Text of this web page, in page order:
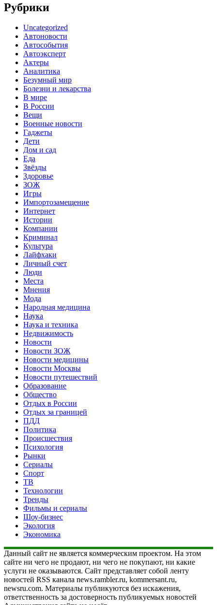
Рубрики
Uncategorized
Автоновости
Автособытия
Автоэксперт
Актеры
Аналитика
Безумный мир
Болезни и лекарства
В мире
В России
Вещи
Военные новости
Гаджеты
Дети
Дом и сад
Еда
Звёзды
Здоровье
ЗОЖ
Игры
Импортозамещение
Интернет
Истории
Компании
Криминал
Культура
Лайфхаки
Личный счет
Люди
Места
Мнения
Мода
Народная медицина
Наука
Наука и техника
Недвижимость
Новости
Новости ЗОЖ
Новости медицины
Новости Москвы
Новости путешествий
Образование
Общество
Отдых в России
Отдых за границей
ПДД
Политика
Происшествия
Психология
Рынки
Сериалы
Спорт
ТВ
Технологии
Тренды
Фильмы и сериалы
Шоу-бизнес
Экология
Экономика
Данный сайт не является коммерческим проектом. На этом
сайте ни чего не продают, ни чего не покупают, ни какие
услуги не оказываются. Сайт представляет собой ленту
новостей RSS канала news.rambler.ru, kommersant.ru,
newsru.com. Материалы публикуются без искажения,
ответственность за достоверность публикуемых новостей